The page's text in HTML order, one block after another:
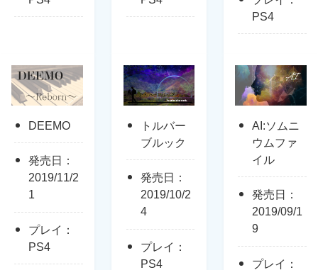
PS4
DEEMO
発売日：
2019/11/2
1
プレイ：
PS4
トルバー
ブルック
発売日：
2019/10/2
4
プレイ：
PS4
AI:ソムニ
ウムファ
イル
発売日：
2019/09/1
9
プレイ：